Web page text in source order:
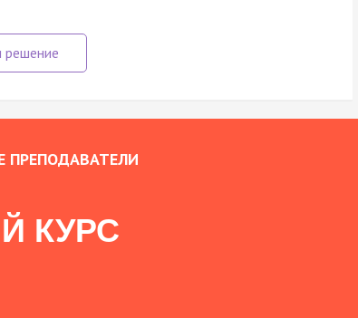
ПРЕПОДАВАТЕЛИ
КУРС